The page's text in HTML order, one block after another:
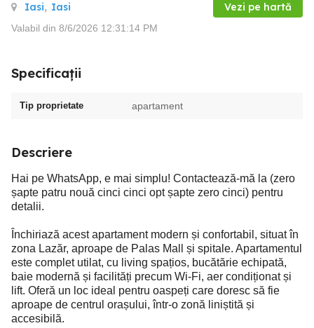
Iasi, Iasi Vezi pe hartă
Valabil din 8/6/2026 12:31:14 PM
Specificații
Tip proprietate apartament
Descriere
Hai pe WhatsApp, e mai simplu! Contactează-mă la (zero
șapte patru nouă cinci cinci opt șapte zero cinci) pentru
detalii.
Închiriază acest apartament modern și confortabil, situat în
zona Lazăr, aproape de Palas Mall și spitale. Apartamentul
este complet utilat, cu living spațios, bucătărie echipată,
baie modernă și facilități precum Wi-Fi, aer condiționat și
lift. Oferă un loc ideal pentru oaspeți care doresc să fie
aproape de centrul orașului, într-o zonă liniștită și
accesibilă.